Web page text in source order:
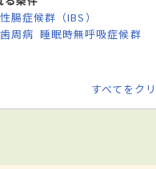
腸症候群（IBS）
歯周病 睡眠時無呼吸症候群
すべてをク